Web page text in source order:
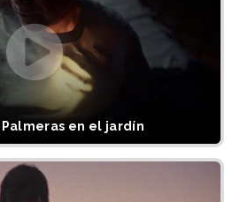
Palmeras en el jardín